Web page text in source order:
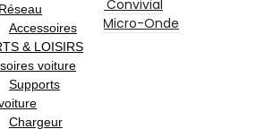
De Cuisson / Convivial
Électrique / Micro-Onde
De Cuisine
/ Blenders
Réseau
Accessoires
& LOISIRS
voiture
Supports
Chargeur